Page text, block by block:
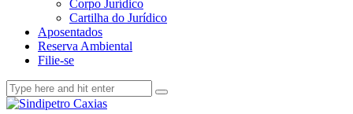
Corpo Jurídico
Cartilha do Jurídico
Aposentados
Reserva Ambiental
Filie-se